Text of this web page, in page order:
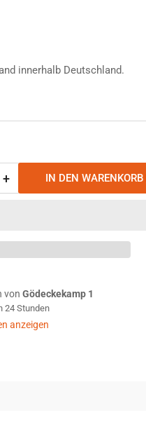
innerhalb Deutschland.
+Menge
Tex
Double
Insert
coyote
IN DEN WARENKORB
von Gödeckekamp 1
24 Stunden
anzeigen